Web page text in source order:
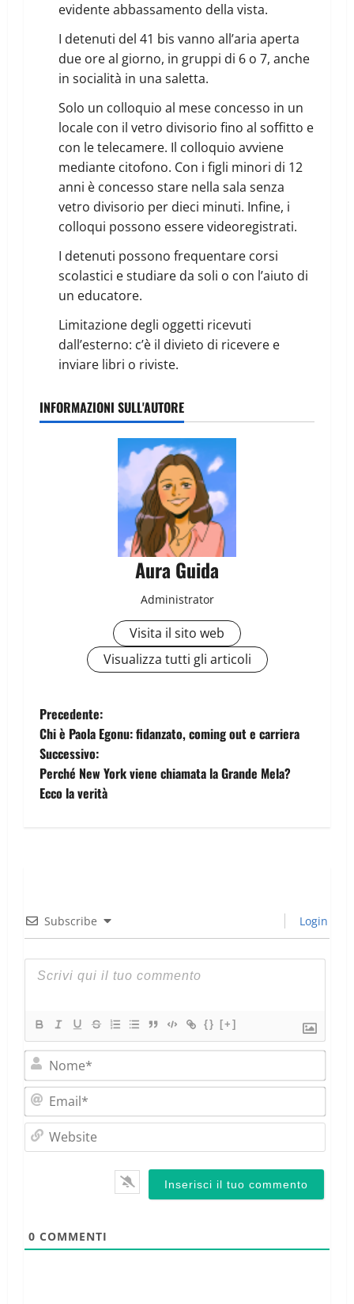
evidente abbassamento della vista.
I detenuti del 41 bis vanno all’aria aperta
due ore al giorno, in gruppi di 6 o 7, anche
in socialità in una saletta.
Solo un colloquio al mese concesso in un
locale con il vetro divisorio fino al soffitto e
con le telecamere. Il colloquio avviene
mediante citofono. Con i figli minori di 12
anni è concesso stare nella sala senza
vetro divisorio per dieci minuti. Infine, i
colloqui possono essere videoregistrati.
I detenuti possono frequentare corsi
scolastici e studiare da soli o con l’aiuto di
un educatore.
Limitazione degli oggetti ricevuti
dall’esterno: c’è il divieto di ricevere e
inviare libri o riviste.
INFORMAZIONI SULL'AUTORE
Aura Guida
Administrator
Visita il sito web
Visualizza tutti gli articoli
Precedente:
Chi è Paola Egonu: fidanzato, coming out e carriera
Successivo:
Perché New York viene chiamata la Grande Mela?
Ecco la verità
Subscribe Login
{} [+]
0 COMMENTI